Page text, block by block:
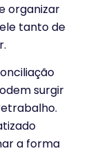
organizar
tanto de
surgir
a forma